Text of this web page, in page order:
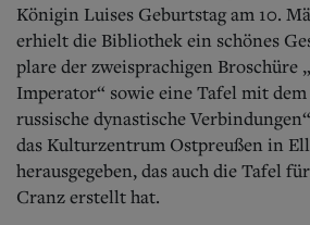
Abo Prämien
Archiv
Mediadaten
Kontakt
Impressum
Datenschutz
Königin Luises Geburtstag am 10.
erhielt die Bibliothek ein schönes
plare der zweisprachigen Broschüre
Imperator“ sowie eine Tafel mit
russische dynastische
das Kulturzentrum Ostpreußen in
herausgegeben, das auch die Tafel
Cranz erstellt hat.